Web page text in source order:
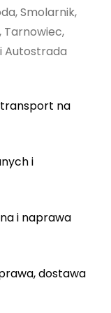
Smolarnik,
Tarnowiec,
Autostrada
na
i
i naprawa
dostawa